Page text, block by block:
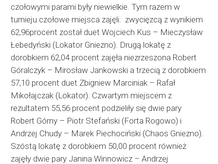
czołowymi parami były niewielkie. Tym razem w
turnieju czołowe miejsca zajęli: zwycięzcą z wynikiem
62,96procent został duet Wojciech Kus – Mieczysław
Łebedyński (Lokator Gniezno). Drugą lokatę z
dorobkiem 62,04 procent zajęła niezrzeszona Robert
Góralczyk – Mirosław Jankowski a trzecią z dorobkiem
57,10 procent duet Zbigniew Marciniak – Rafał
Mikołajczak (Lokator). Czwartym miejscem z
rezultatem 55,56 procent podzieliły się dwie pary
Robert Górny – Piotr Stefański (Forta Rogowo) i
Andrzej Chudy – Marek Piechociński (Chaos Gniezno).
Szóstą lokatę z dorobkiem 50,00 procent również
zajęły dwie pary Janina Winnowicz – Andrzej